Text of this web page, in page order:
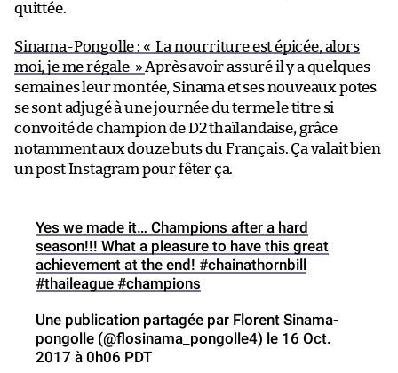
quittée.
Sinama-Pongolle : « La nourriture est épicée, alors
moi, je me régale »Après avoir assuré il y a quelques
semaines leur montée, Sinama et ses nouveaux potes
se sont adjugé à une journée du terme le titre si
convoité de champion de D2 thaïlandaise, grâce
notamment aux douze buts du Français. Ça valait bien
un post Instagram pour fêter ça.
Yes we made it… Champions after a hard
season!!! What a pleasure to have this great
achievement at the end! #chainathornbill
#thaileague #champions
Une publication partagée par Florent Sinama-
pongolle (@flosinama_pongolle4) le 16 Oct.
2017 à 0h06 PDT